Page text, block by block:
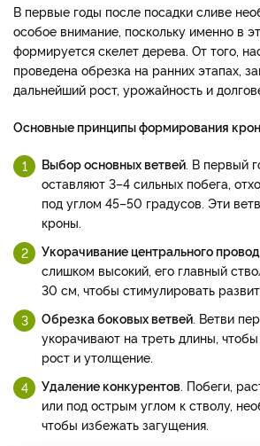
В первые годы после посадки сливе
особое внимание, поскольку именно в
формируется скелет дерева. От того,
проведена обрезка на ранних этапах,
дальнейший рост, урожайность и
Основные принципы формирования
Выбор основных ветвей . В первый
оставляют 3–4 сильных побега,
под углом 45–50 градусов. Эти
кроны.
Укорачивание центрального
слишком высокий, его главный
30 см, чтобы стимулировать
Обрезка боковых ветвей . Ветви
укорачивают на треть длины,
рост и утолщение.
Удаление конкурентов . Побеги,
или под острым углом к стволу,
чтобы избежать загущения.